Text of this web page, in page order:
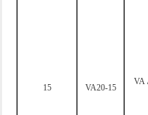
15 VA20-15
VA